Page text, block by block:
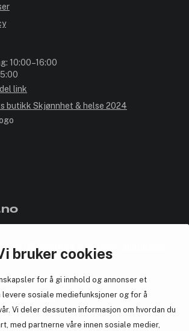
bruker cookies
for å gi innhold og annonser et
sosiale mediefunksjoner og for å
Vi deler dessuten informasjon om hvordan du
med partnerne våre innen sosiale medier,
10:00–16:00
- få poeng og eksklusive rabattkoder.